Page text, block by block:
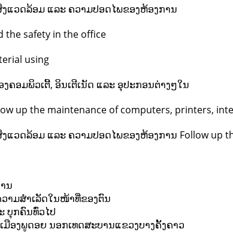
ແວດລ້ອມ ແລະ ຄວາມປອດໄພຂອງຫ້ອງການ
the safety in the office
using
ຄອມພິວເຕີ້, ອິນເຕີເນັດ ແລະ ອຸປະກອນຕ່າງໆໃນ
up the maintenance of computers, printers,
ວດລ້ອມ ແລະ ຄວາມປອດໄພຂອງຫ້ອງການ Follow up
ນ
າມສໍາເລັດໃນໜ້າທີ່ຂອງຕົນ
ບຸກຄົນທົ່ວໄປ
ອງພູດອຍ ນອກເທດສະບານແຂວງບາງຄັ້ງຄາວ